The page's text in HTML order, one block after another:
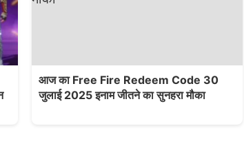
आज का Free Fire Redeem Code 30
जुलाई 2025 इनाम जीतने का सुनहरा मौका